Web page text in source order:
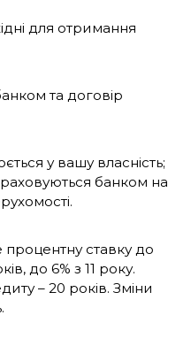
для отримання
та договір
у вашу власність;
банком на
ставку до
до 6% з 11 року.
– 20 років. Зміни